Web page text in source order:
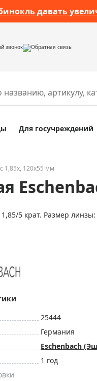
давать
звонок Обратная связь
Разное
Компасы
Наборы
Глобусы
Фонари
Элементы
Для госучреждений
1,85x, 120x55 мм
5 крат. Размер линзы:
25444
Германия
Eschenbach
1 год